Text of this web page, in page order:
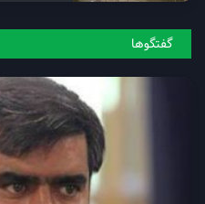
گفتگو‌ها